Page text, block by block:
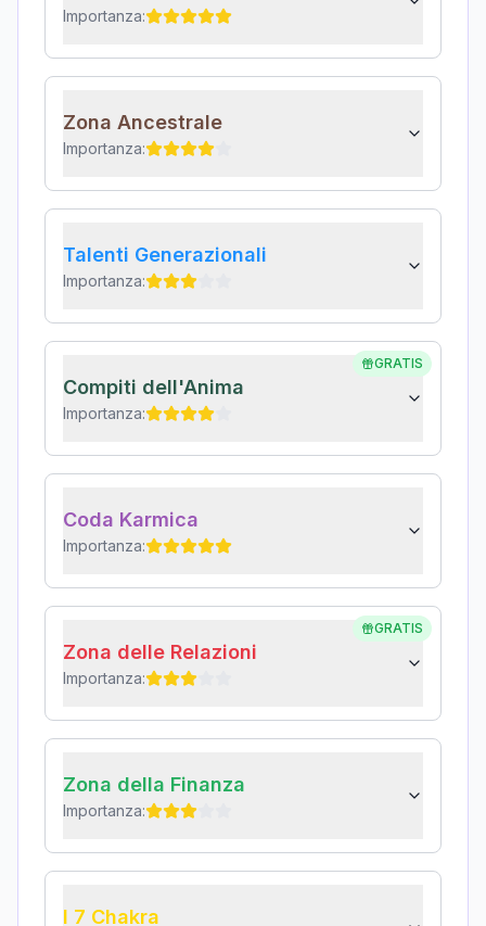
Importanza:
Zona Ancestrale
Importanza:
Talenti Generazionali
Importanza:
GRATIS
Compiti dell'Anima
Importanza:
Coda Karmica
Importanza:
GRATIS
Zona delle Relazioni
Importanza:
Zona della Finanza
Importanza:
I 7 Chakra